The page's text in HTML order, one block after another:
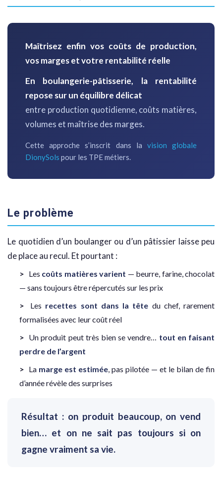
Maîtrisez enfin vos coûts de production,
vos marges et votre rentabilité réelle
En boulangerie-pâtisserie, la rentabilité
repose sur un équilibre délicat
entre production quotidienne, coûts matières,
volumes et maîtrise des marges.
Cette approche s’inscrit dans la vision globale
DionySols pour les TPE métiers.
Le problème
Le quotidien d’un boulanger ou d’un pâtissier laisse peu
de place au recul. Et pourtant :
Les coûts matières varient — beurre, farine, chocolat
— sans toujours être répercutés sur les prix
Les recettes sont dans la tête du chef, rarement
formalisées avec leur coût réel
Un produit peut très bien se vendre… tout en faisant
perdre de l’argent
La marge est estimée, pas pilotée — et le bilan de fin
d’année révèle des surprises
Résultat : on produit beaucoup, on vend
bien… et on ne sait pas toujours si on
gagne vraiment sa vie.